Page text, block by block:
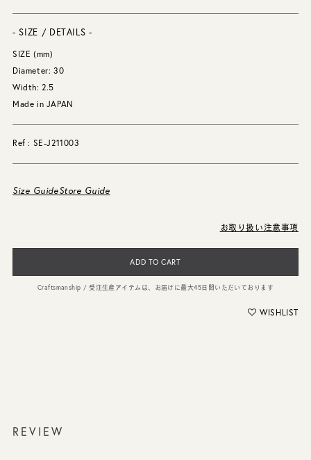
- SIZE / DETAILS -
SIZE (mm)
Diameter: 30
Width: 2.5
Made in JAPAN
Ref : SE-J211003
Size GuideStore Guide
お取り扱い注意事項
ADD TO CART
Craftsmanship / 受注生産アイテムは、お届けに最大45日間いただいております
WISHLIST
REVIEW